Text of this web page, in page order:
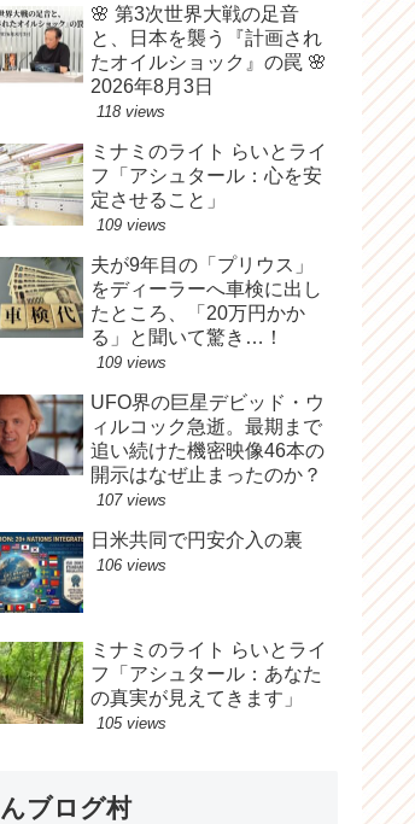
🌸 第3次世界大戦の足音
と、日本を襲う『計画され
たオイルショック』の罠 🌸
2026年8月3日
118 views
ミナミのライト らいとライ
フ「アシュタール：心を安
定させること」
109 views
夫が9年目の「プリウス」
をディーラーへ車検に出し
たところ、「20万円かか
る」と聞いて驚き…！
109 views
UFO界の巨星デビッド・ウ
ィルコック急逝。最期まで
追い続けた機密映像46本の
開示はなぜ止まったのか？
107 views
日米共同で円安介入の裏
106 views
ミナミのライト らいとライ
フ「アシュタール：あなた
の真実が見えてきます」
105 views
ブログ村